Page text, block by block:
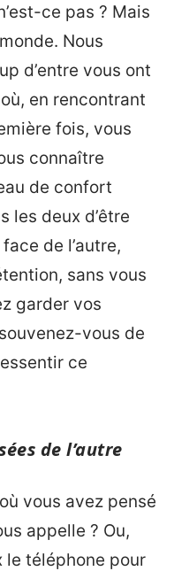
ce pas ? Mais
Nous
d’entre vous ont
en rencontrant
fois, vous
connaître
de confort
les deux d’être
de l’autre,
sans vous
garder vos
vous de
ce
de l’autre
vous avez pensé
appelle ? Ou,
le téléphone pour